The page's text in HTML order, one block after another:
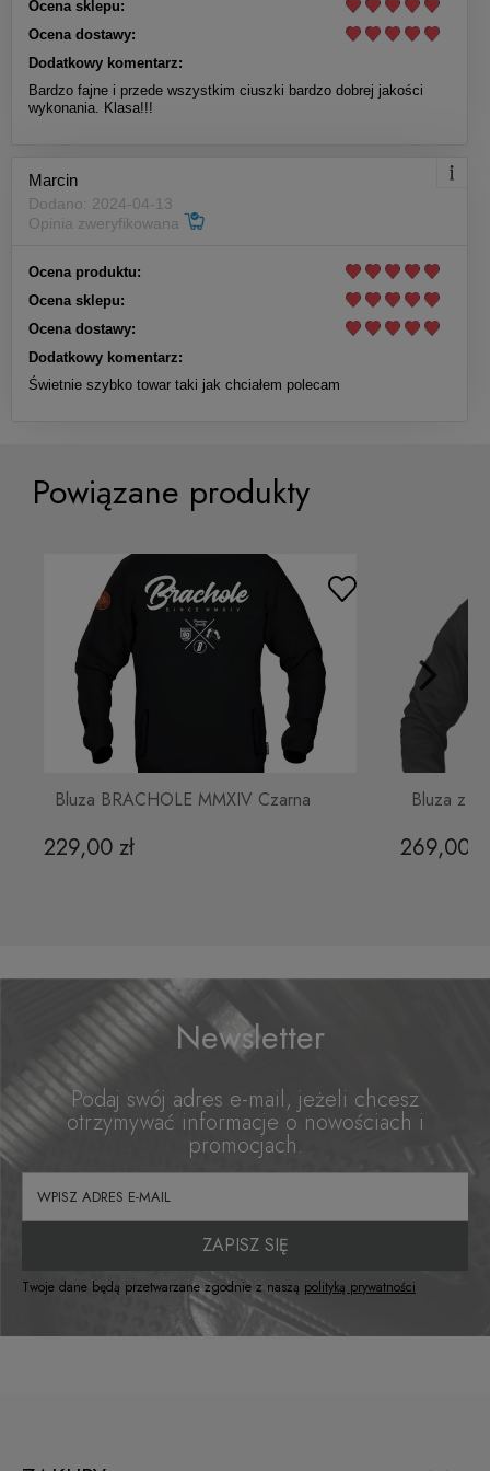
Bluza z Kapturem EMBLE BLACK
Do koszyka
Bluza Kangurka Boxing division
Do koszyka
Bluza Kangurka z kapturem RED
Bluza Kangurka z kapturem Sand
269,00 zł
Do koszyka
Ocena sklepu:
Ocena dostawy:
Dodatkowy komentarz:
Bardzo fajne i przede wszystkim ciuszki bardzo dobrej jakości
wykonania. Klasa!!!
Marcin
Dodano: 2024-04-13
Opinia zweryfikowana
Ocena produktu:
Ocena sklepu:
Ocena dostawy:
Dodatkowy komentarz:
Świetnie szybko towar taki jak chciałem polecam
Powiązane produkty
Bluza BRACHOLE MMXIV Czarna
229,00 zł
Bluza z
269,00
Newsletter
Podaj swój adres e-mail, jeżeli chcesz
otrzymywać informacje o nowościach i
promocjach.
ZAPISZ SIĘ
Twoje dane będą przetwarzane zgodnie z naszą polityką prywatności